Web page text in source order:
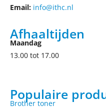
Email: info@ithc.nl
Afhaaltijden
Maandag
13.00 tot 17.00
Populaire
Brother toner